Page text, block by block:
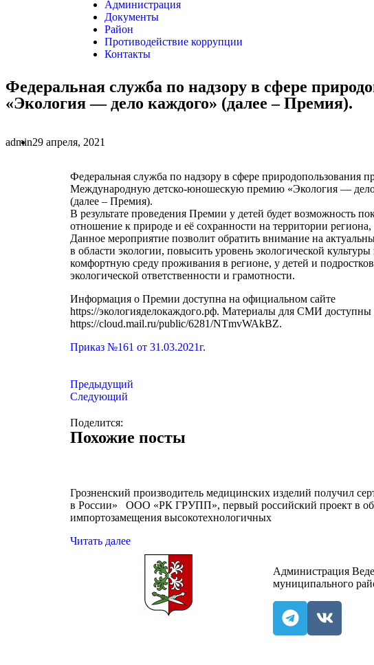
Администрация
Документы
Район
Противодействие коррупции
Контакты
Федеральная служба по надзору в сфере
«Экология — дело каждого» (далее – Премия).
admin29 апреля, 2021
Федеральная служба по надзору в сфере природопользования
Международную детско-юношескую премию «Экология —
(далее – Премия).
В результате проведения Премии у детей будет возможность
отношение к природе и её сохранности на территории
Данное мероприятие позволит обратить внимание на
в области экологии, повысить уровень экологической культуры
комфортную среду проживания в регионе, у детей и
экологической ответственности и грамотности.
Информация о Премии доступна на официальном сайте
https://экологияделокаждого.рф. Материалы для СМИ доступны
https://cloud.mail.ru/public/6281/NTmvWAkBZ.
Приказ №161 от 31.03.2021г.
Предыдущий
Следующий
Поделится:
Похожие посты
Грозненский производитель медицинских изделий получил
в России» ООО «РК ГРУПП», первый российский проект в
импортозамещения высокотехнологичных
Читать далее
Администрация
муниципального